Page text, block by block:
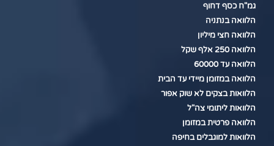
גמ"ח כסף דחוף
הלוואה בנתניה
הלוואה חצי מיליון
הלוואה 250 אלף שקל
הלוואה עד 60000
הלוואה במזומן מיידי עד הבית
הלוואות בצקים לא שוק אפור
הלוואות ליתומי צה"ל
הלוואה פרטית במזומן
הלוואות למוגבלים בחיפה